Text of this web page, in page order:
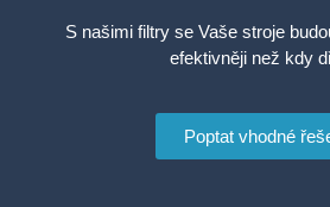
S našimi filtry se Vaše stroje
efektivněji než kdy
Poptat vhodné